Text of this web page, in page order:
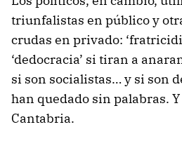
triunfalistas en público y
crudas en privado:
‘dedocracia’ si tiran a
si son socialistas… y si son
han quedado sin palabras.
Cantabria.